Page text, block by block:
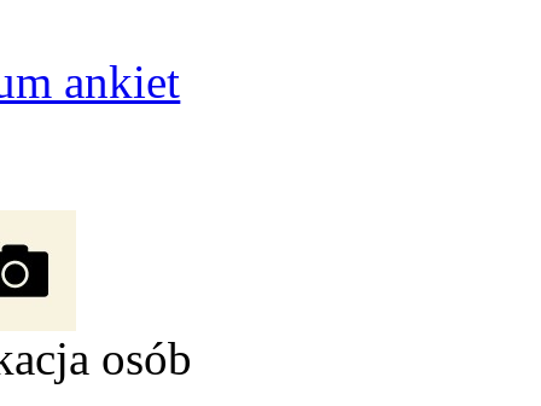
ankiet
osób